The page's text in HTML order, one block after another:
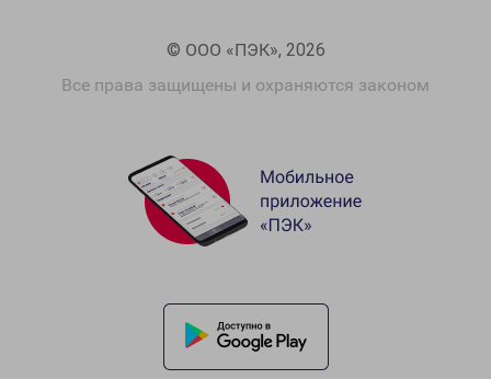
© ООО «ПЭК», 2026
Все права защищены и охраняются законом